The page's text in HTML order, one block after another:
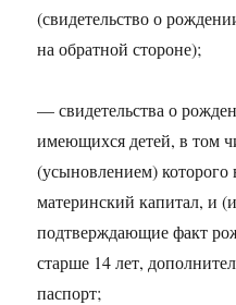
(свидетельство о
на обратной стороне);
— свидетельства о
имеющихся детей, в том
(усыновлением) которого
материнский капитал, и
подтверждающие факт
старше 14 лет,
паспорт;